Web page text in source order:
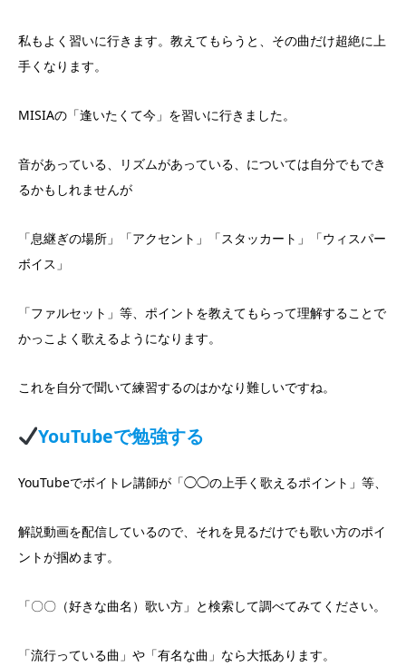
私もよく習いに行きます。教えてもらうと、その曲だけ超絶に上
手くなります。
MISIAの「逢いたくて今」を習いに行きました。
音があっている、リズムがあっている、については自分でもでき
るかもしれませんが
「息継ぎの場所」「アクセント」「スタッカート」「ウィスパー
ボイス」
「ファルセット」等、ポイントを教えてもらって理解することで
かっこよく歌えるようになります。
これを自分で聞いて練習するのはかなり難しいですね。
YouTubeで勉強する
YouTubeでボイトレ講師が「◯◯の上手く歌えるポイント」等、
解説動画を配信しているので、それを見るだけでも歌い方のポイ
ントが掴めます。
「〇〇（好きな曲名）歌い方」と検索して調べてみてください。
「流行っている曲」や「有名な曲」なら大抵あります。